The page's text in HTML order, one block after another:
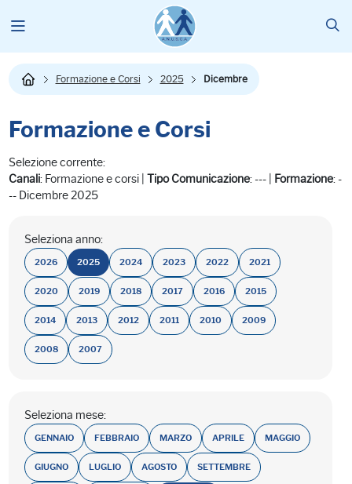
Formazione e Corsi 2025 Dicembre
Formazione e Corsi
Selezione corrente:
Canali: Formazione e corsi | Tipo Comunicazione: --- | Formazione: -
-- Dicembre 2025
Seleziona anno:
2026 2025 2024 2023 2022 2021
2020 2019 2018 2017 2016 2015
2014 2013 2012 2011 2010 2009
2008 2007
Seleziona mese:
GENNAIO FEBBRAIO MARZO APRILE MAGGIO
GIUGNO LUGLIO AGOSTO SETTEMBRE